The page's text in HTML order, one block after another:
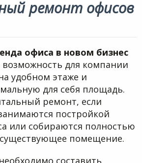
ремонт офисов
офиса в новом бизнес
для компании
удобном этаже и
для себя площадь.
ремонт, если
постройкой
или собираются полностью
существующее помещение.
составить